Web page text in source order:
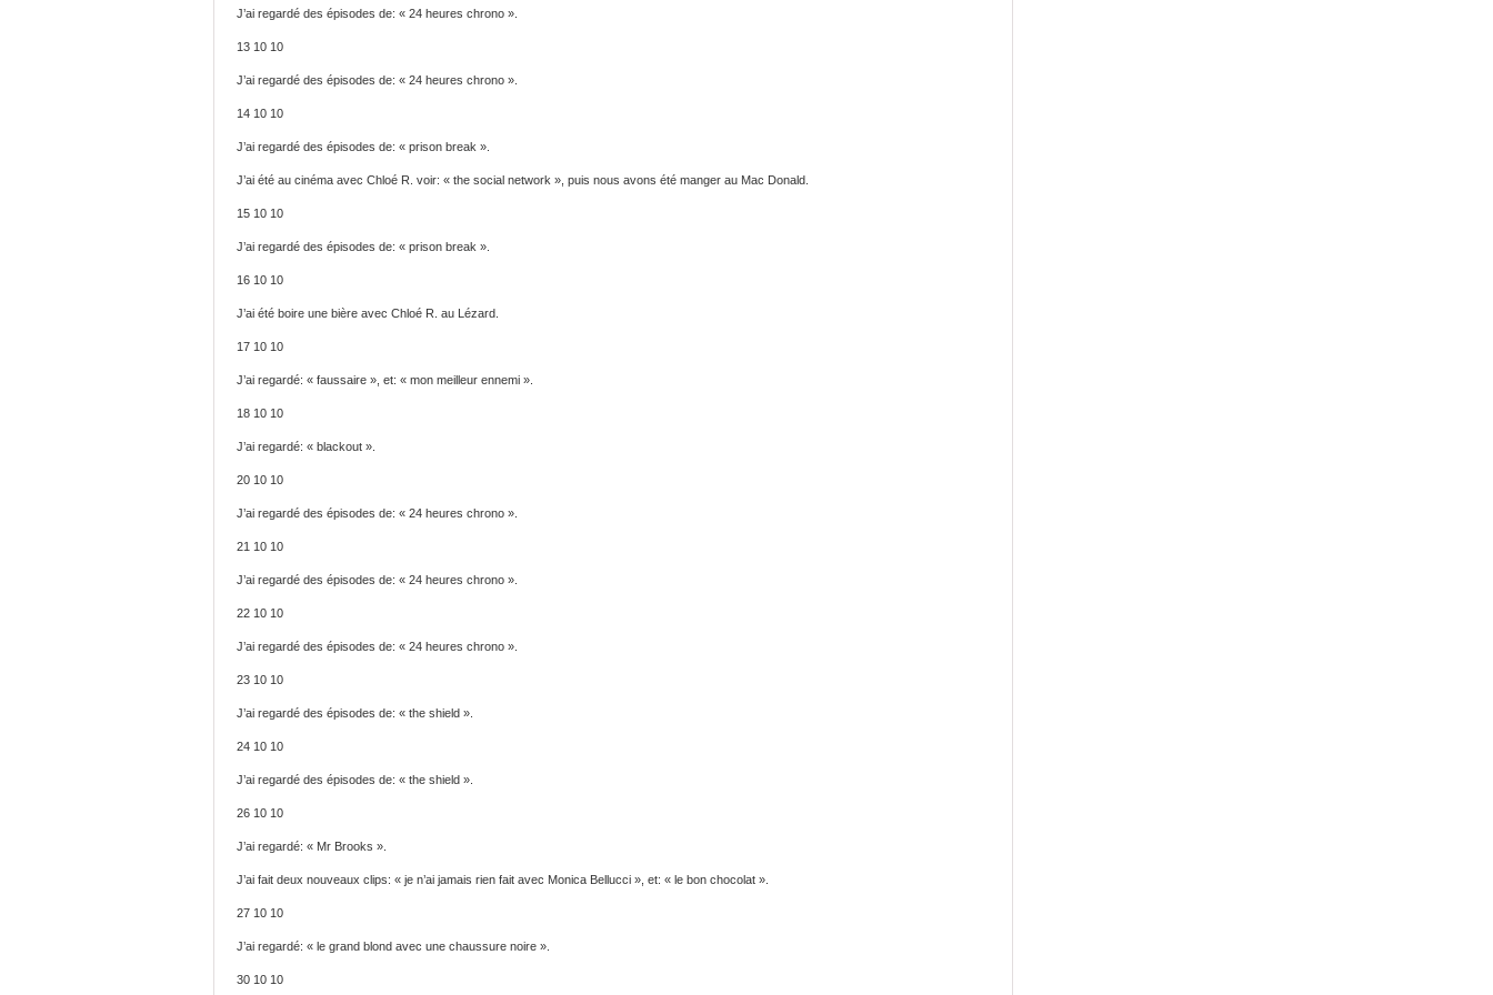
J’ai regardé des épisodes de: « 24 heures chrono ».
13 10 10
J’ai regardé des épisodes de: « 24 heures chrono ».
14 10 10
J’ai regardé des épisodes de: « prison break ».
J’ai été au cinéma avec Chloé R. voir: « the social network », puis nous avons été manger au Mac Donald.
15 10 10
J’ai regardé des épisodes de: « prison break ».
16 10 10
J’ai été boire une bière avec Chloé R. au Lézard.
17 10 10
J’ai regardé: « faussaire », et: « mon meilleur ennemi ».
18 10 10
J’ai regardé: « blackout ».
20 10 10
J’ai regardé des épisodes de: « 24 heures chrono ».
21 10 10
J’ai regardé des épisodes de: « 24 heures chrono ».
22 10 10
J’ai regardé des épisodes de: « 24 heures chrono ».
23 10 10
J’ai regardé des épisodes de: « the shield ».
24 10 10
J’ai regardé des épisodes de: « the shield ».
26 10 10
J’ai regardé: « Mr Brooks ».
J’ai fait deux nouveaux clips: « je n’ai jamais rien fait avec Monica Bellucci », et: « le bon chocolat ».
27 10 10
J’ai regardé: « le grand blond avec une chaussure noire ».
30 10 10